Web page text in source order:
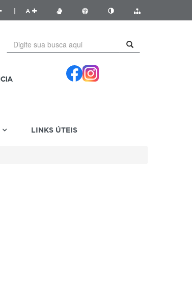
A
LINKS ÚTEIS